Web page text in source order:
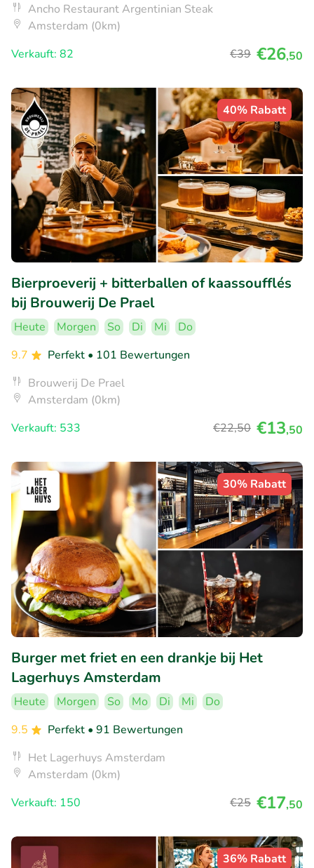
Ancho Restaurant Argentinian Steak
Amsterdam (0km)
Verkauft: 82
€39 €26,50
40% Rabatt
Bierproeverij + bitterballen of kaassoufflés
bij Brouwerij De Prael
Heute Morgen So Di Mi
Do
9.7
Perfekt • 101 Bewertungen
Brouwerij De Prael
Amsterdam (0km)
Verkauft: 533
€22,50 €13,50
30% Rabatt
Burger met friet en een drankje bij Het
Lagerhuys Amsterdam
Heute Morgen So Mo Di Mi
Do
9.5
Perfekt • 91 Bewertungen
Het Lagerhuys Amsterdam
Amsterdam (0km)
Verkauft: 150
€25 €17,50
36% Rabatt